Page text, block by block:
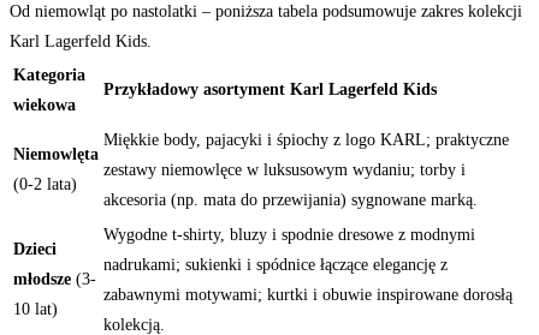
Od niemowląt po nastolatki – poniższa tabela podsumowuje zakres kolekcji
Karl Lagerfeld Kids.
Kategoria
wiekowa
Przykładowy asortyment Karl Lagerfeld Kids
Niemowlęta
(0-2 lata)
Miękkie body, pajacyki i śpiochy z logo KARL; praktyczne
zestawy niemowlęce w luksusowym wydaniu; torby i
akcesoria (np. mata do przewijania) sygnowane marką.
Dzieci
młodsze (3-
10 lat)
Wygodne t-shirty, bluzy i spodnie dresowe z modnymi
nadrukami; sukienki i spódnice łączące elegancję z
zabawnymi motywami; kurtki i obuwie inspirowane dorosłą
kolekcją.